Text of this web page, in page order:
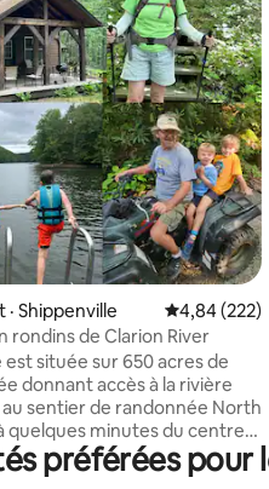
5, 287 commentaires
Shippenville Note
4,84 (222)
rondins de Clarion River
est située sur 650 acres de
donnant accès à la rivière
sentier de randonnée North
quelques minutes du centre-
Faites quelques pas à
et parcourez le sentier North
préférées pour